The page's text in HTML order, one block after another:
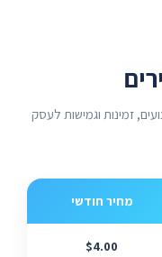
זמינות וגמישות לעסק
מחיר חודשי
$4.00